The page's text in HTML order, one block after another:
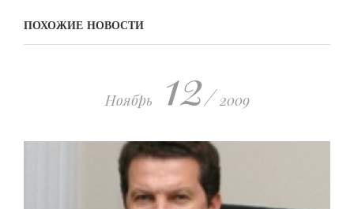
ПОХОЖИЕ НОВОСТИ
Ноябрь 12/ 2009